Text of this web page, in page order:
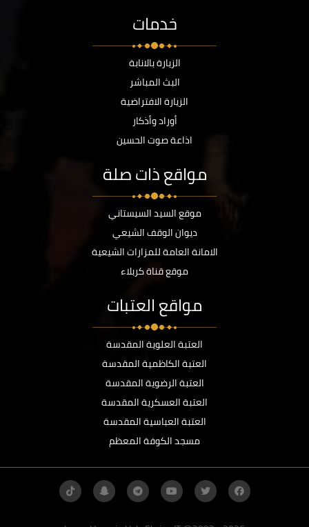
خدمات
الزيارة بالانابة
البث المباشر
الزيارة الافتراضية
أوراد وأذكار
اذاعة صوت الحسين
مواقع ذات صلة
موقع السيد السيستاني
ديوان الوقف الشيعي
الامانة العامة للمزارات الشيعية
موقع قناة كربلاء
مواقع العتبات
العتبة العلوية المقدسة
العتبة الكاظمية المقدسة
العتبة الرضوية المقدسة
العتبة العسكرية المقدسة
العتبة العباسية المقدسة
مسجد الكوفة المعظم